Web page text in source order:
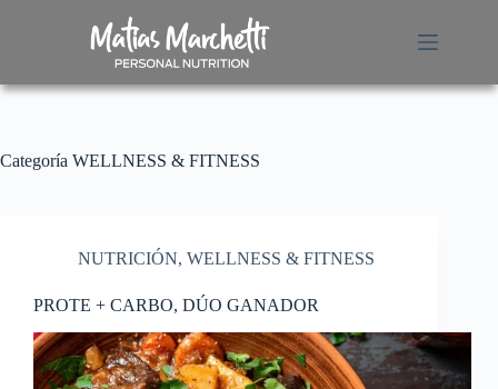
t
l
Categoría WELLNESS & FITNESS
NUTRICIÓN, WELLNESS & FITNESS
PROTE + CARBO, DÚO GANADOR